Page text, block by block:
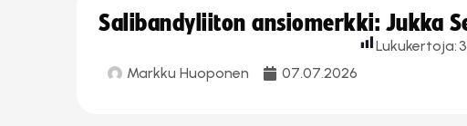
Salibandyliiton ansiomerkki: Jukka
Markku Huoponen 07.07.2026
Lukukertoja: